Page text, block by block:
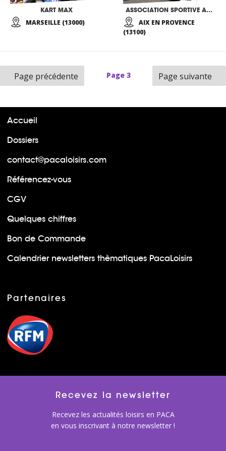
KART MAX
MARSEILLE (13000)
ASSOCIATION SPORTIVE AUTOMOBILE D’AIX EN PROVENCE
AIX EN PROVENCE
(13100)
Page précédente Page 3 Page suivante
Accueil
Dossiers
contact@pacaloisirs.com
Référencez-vous
CGV
Quelques chiffres
Bon de Commande
Calendrier newsletters thèmatiques PacaLoisirs
Partenaires
Recevez la newsletter
Recevez les actualités loisirs en PACA
en vous inscrivant à notre newsletter !